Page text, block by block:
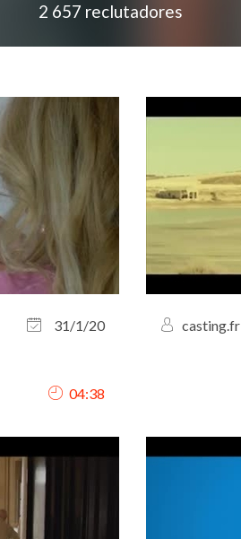
2 657 reclutadores
31/1/20
04:38
casting.fr